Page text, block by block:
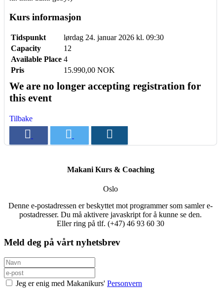
Kurs informasjon
Tidspunkt
lørdag 24. januar 2026 kl. 09:30
Capacity
12
Available Place 4
Pris
15.990,00 NOK
We are no longer accepting registration for
this event
Tilbake
Makani Kurs & Coaching
Oslo
Denne e-postadressen er beskyttet mot programmer som samler e-
postadresser. Du må aktivere javaskript for å kunne se den.
Eller ring på tlf. (+47) 46 93 60 30
Meld deg på vårt nyhetsbrev
Jeg er enig med Makanikurs' Personvern